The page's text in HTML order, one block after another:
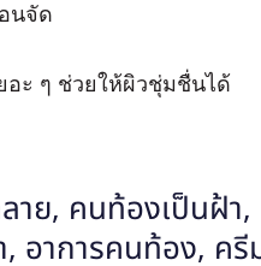
นจัด
อะ ๆ ช่วยให้ผิวชุ่มชื่นได้